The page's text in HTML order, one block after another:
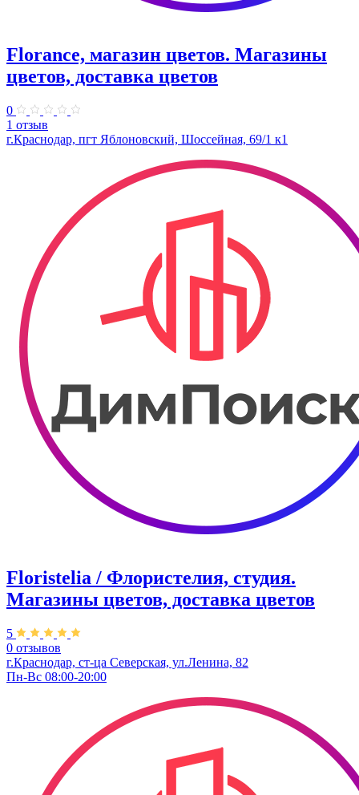
Florance, магазин цветов. Магазины
цветов, доставка цветов
0
1 отзыв
г.Краснодар, пгт Яблоновский, Шоссейная, 69/1 к1
Floristelia / Флористелия, студия.
Магазины цветов, доставка цветов
5
0 отзывов
г.Краснодар, ст-ца Северская, ул.Ленина, 82
Пн-Вс 08:00-20:00